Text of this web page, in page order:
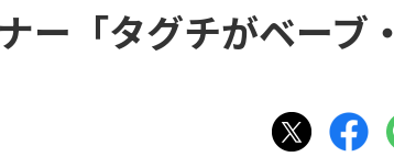
ー「タグチがベーブ・